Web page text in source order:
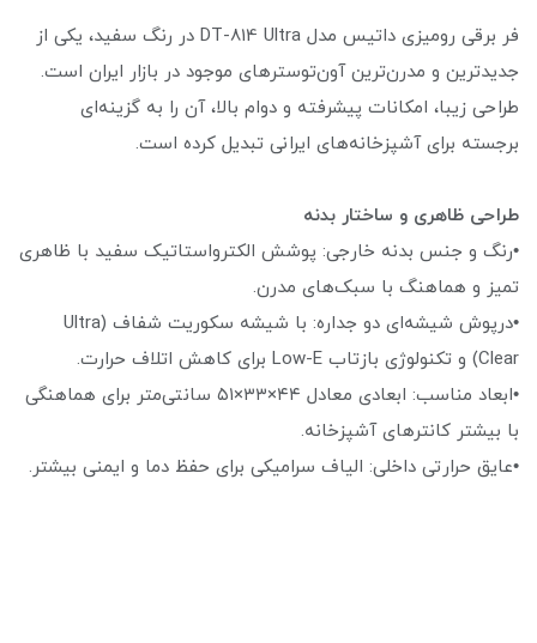
فر برقی رومیزی داتیس مدل DT-814 Ultra در رنگ سفید، یکی از
جدیدترین و مدرن‌ترین آون‌توسترهای موجود در بازار ایران است.
طراحی زیبا، امکانات پیشرفته و دوام بالا، آن را به گزینه‌ای
برجسته برای آشپزخانه‌های ایرانی تبدیل کرده است.
طراحی ظاهری و ساختار بدنه
•رنگ و جنس بدنه خارجی: پوشش الکترواستاتیک سفید با ظاهری
تمیز و هماهنگ با سبک‌های مدرن.
•درپوش شیشه‌ای دو جداره: با شیشه سکوریت شفاف (Ultra
Clear) و تکنولوژی بازتاب Low-E برای کاهش اتلاف حرارت.
•ابعاد مناسب: ابعادی معادل ۴۴×۳۳×۵۱ سانتی‌متر برای هماهنگی
با بیشتر کانترهای آشپزخانه.
•عایق حرارتی داخلی: الیاف سرامیکی برای حفظ دما و ایمنی بیشتر.